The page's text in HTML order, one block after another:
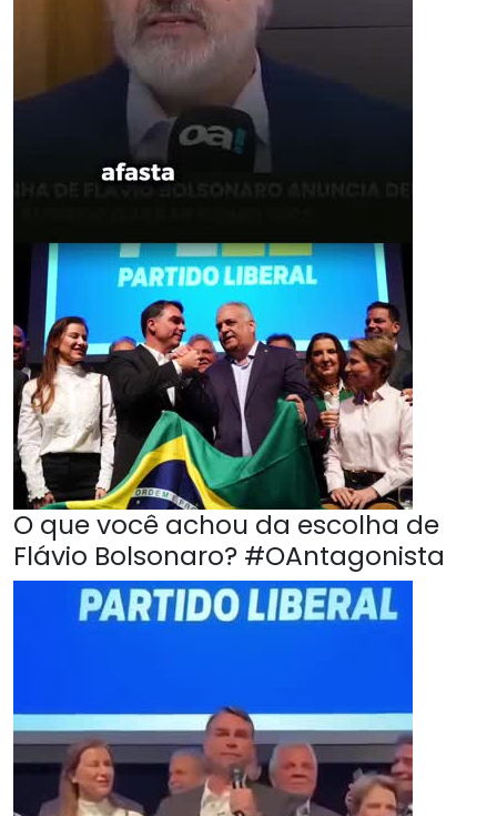
O que você achou da escolha de
Flávio Bolsonaro? #OAntagonista